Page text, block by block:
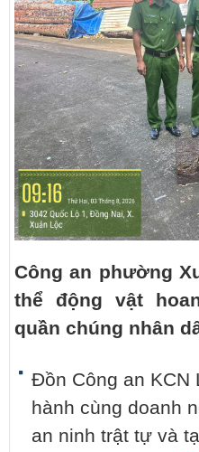
Công an phường
thể động vật
quần chúng nhân
Đồn Công an KCN
hành cùng doanh
an ninh trật tự và